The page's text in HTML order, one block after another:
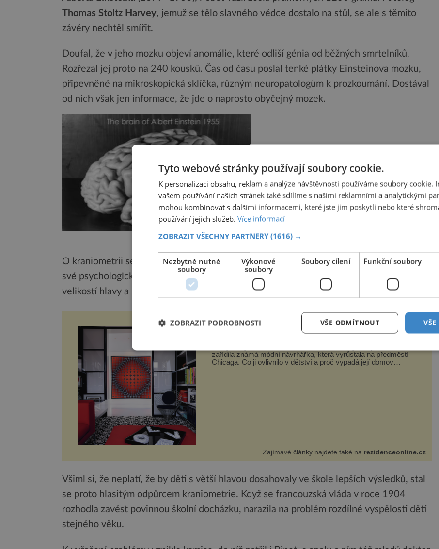
Thomas Stoltz Harvey, jemuž se tělo slavného vědce dostalo na stůl, se ale s těmito
závěry nechtěl smířit.
Doufal, že v jeho mozku objeví anomálie, které odliší génia od běžných smrtelníků.
Rozřezal jej proto na 240 kousků. Čas od času poslal tenké plátky Einsteinova mozku,
připevněné na mikroskopická sklíčka, různým neuropatologům k prozkoumání. Dostával
od nich však jen informace, že jde o naprosto obyčejný mozek.
Einsteinův mozek, zdroj: WikiCommons by Thomas Harvey
O kraniometrii se zajímal také francouzský vědec Alfred Binet (1857–1911), který ve
své psychologické laboratoři na pařížské Sorbonně dlouhé roky studoval vztah mezi
velikostí hlavy a inteligencí, zejména u dětí.
Pop artové poklady Lisy Perry
zařídila známá módní návrhářka, která vyrůstala na předměstí
Chicaga. Co ji ovlivnilo v dětství a proč vypadá její domov
Zajímavé články najdete také na rezidenceonline.cz
Všiml si, že neplatí, že by děti s větší hlavou dosahovaly ve škole lepších výsledků, stal
se proto hlasitým odpůrcem kraniometrie. Když se francouzská vláda v roce 1904
rozhodla zavést povinnou školní docházku, narazila na problém rozdílné vyspělosti dětí
stejného věku.
Tyto webové stránky používají soubory cookie.
K personalizaci obsahu, reklam a analýze návštěvnosti používáme soubory cookie.
vašem používání našich stránek také sdílíme s našimi reklamními a analytickými
mohou kombinovat s dalšími informacemi, které jste jim poskytli nebo které
používání jejich služeb. Více informací
ZOBRAZIT VŠECHNY PARTNERY (1616) →
Nezbytně nutné
soubory
Výkonové
soubory
Soubory cílení Funkční soubory
VŠE ODMÍTNOUT
ZOBRAZIT PODROBNOSTI